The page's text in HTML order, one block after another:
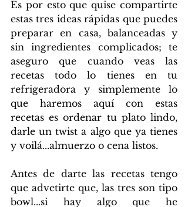
Es por esto que quise compartirte
estas tres ideas rápidas que puedes
preparar en casa, balanceadas y
sin ingredientes complicados; te
aseguro que cuando veas las
recetas todo lo tienes en tu
refrigeradora y simplemente lo
que haremos aquí con estas
recetas es ordenar tu plato lindo,
darle un twist a algo que ya tienes
y voilá...almuerzo o cena listos.
Antes de darte las recetas tengo
que advetirte que, las tres son tipo
bowl...si hay algo que he